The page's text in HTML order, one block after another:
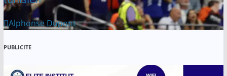
Alphonse Dupont
PUBLICITE